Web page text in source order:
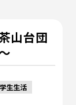
山台団
学生生活